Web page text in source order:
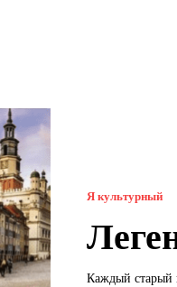
Я культурный
Каждый старый